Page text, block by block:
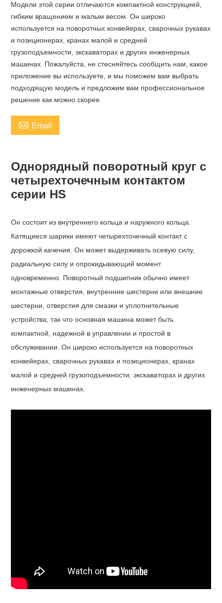
Модели этой серии отличаются компактной конструкцией,
гибким вращением и малым весом. Он широко
используется на поворотных конвейерах, сварочных рукавах
и позиционерах, кранах малой и средней
грузоподъемности, экскаваторах и других инженерных
машинах. Пожалуйста, не стесняйтесь сообщить нам, какое
приложение вы используете, и мы поможем вам выбрать
подходящую модель и предложим вам профессиональное
решение как можно скорее.
 Email
Однорядный поворотный круг с
четырехточечным контактом
серии HS
Он состоит из внутреннего кольца и наружного кольца.
Катящиеся шарики имеют четырехточечный контакт с
дорожкой качения. Он может выдерживать осевую силу,
радиальную силу и опрокидывающий момент
одновременно. Поворотный подшипник обычно имеет
монтажные отверстия, внутренние шестерни или внешние
шестерни, отверстия для смазки и уплотнительные
устройства, так что основная машина может быть
компактной, надежной в управлении и простой в
обслуживании. Он широко используется на поворотных
конвейерах, сварочных рукавах и позиционерах, кранах
малой и средней грузоподъемности, экскаваторах и других
инженерных машинах.